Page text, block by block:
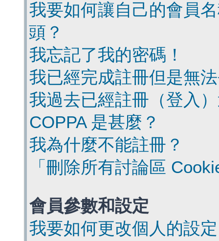
我要如何讓自己的會員
頭？
我忘記了我的密碼！
我已經完成註冊但是無
我過去已經註冊（登入
COPPA 是甚麼？
我為什麼不能註冊？
「刪除所有討論區
會員參數和設定
我要如何更改個人的設